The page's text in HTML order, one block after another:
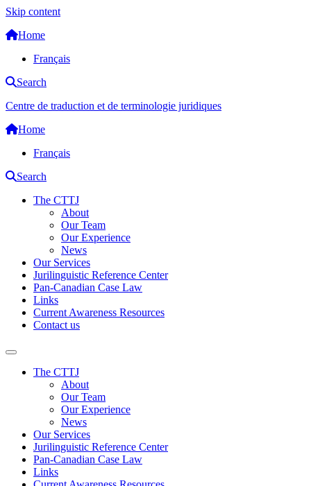
Skip content
Home
Français
Search
Centre de traduction et de terminologie juridiques
Home
Français
Search
The CTTJ
About
Our Team
Our Experience
News
Our Services
Jurilinguistic Reference Center
Pan-Canadian Case Law
Links
Current Awareness Resources
Contact us
The CTTJ
About
Our Team
Our Experience
News
Our Services
Jurilinguistic Reference Center
Pan-Canadian Case Law
Links